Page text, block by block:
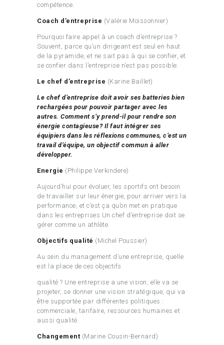
compétence.
Coach d’entreprise (Valérie Moissonnier)
Pourquoi faire appel à un coach d’entreprise ?
Souvent, parce qu’un dirigeant est seul en haut
de la pyramide, et ne sait pas à qui se confier, et
se confier dans l’entreprise n’est pas possible.
Le chef d’entreprise (Karine Baillet)
Le chef d’entreprise doit avoir ses batteries bien
rechargées pour pouvoir partager avec les
autres. Comment s’y prend-il pour rendre son
énergie contagieuse? Il faut intégrer ses
équipiers dans les réflexions communes, c’est un
travail d’équipe, un objectif commun à aller
développer.
Energie (Philippe Verkindere)
Aujourd’hui pour évoluer, les sportifs ont besoin
de travailler sur leur énergie, pour arriver vers la
performance, et c’est ça qu’on met en pratique
dans les entreprises Un chef d’entreprise doit se
gérer comme un athlète.
Objectifs qualité (Michel Poussier)
Au sein du management d’une entreprise, quelle
est la place de ces objectifs
qualité ? Une entreprise a une vision, elle va se
projeter, se donner une vision stratégique, qui va
être supportée par différentes politiques :
commerciale, tarifaire, ressources humaines et
aussi qualité.
Changement (Marine Cousin-Bernard)